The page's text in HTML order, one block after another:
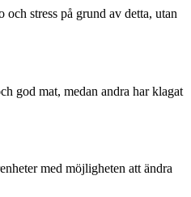
stress på grund av detta, utan
god mat, medan andra har klagat
med möjligheten att ändra